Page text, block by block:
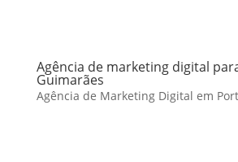
Agência de marketing digital
Guimarães
Agência de Marketing Digital em